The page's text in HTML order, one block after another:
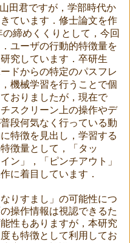
田君ですが，学部時代か
ています．修士論文を作
の締めくくりとして，今回
ユーザの行動的特徴量を
究しています．卒研生
ドからの特定のパスフレ
機械学習を行うことで個
おりましたが，現在で
スクリーン上の操作やデ
段何気なく行っている動
特徴を見出し，学習する
徴量として，「タッ
ン」，「ピンチアウト」
に着目しています．
りすまし」の可能性につ
操作情報は視認できるた
性もありますが，本研究
も特徴として利用してお